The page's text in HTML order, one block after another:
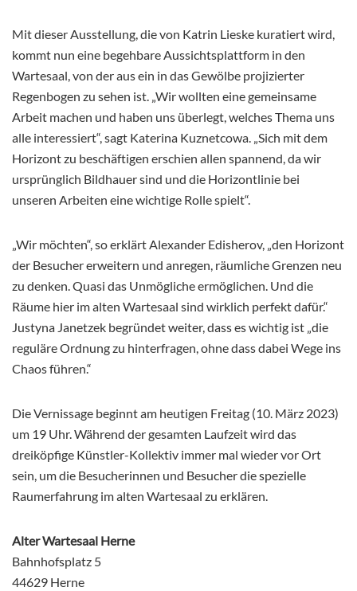
Mit dieser Ausstellung, die von Katrin Lieske kuratiert wird,
kommt nun eine begehbare Aussichtsplattform in den
Wartesaal, von der aus ein in das Gewölbe projizierter
Regenbogen zu sehen ist. „Wir wollten eine gemeinsame
Arbeit machen und haben uns überlegt, welches Thema uns
alle interessiert“, sagt Katerina Kuznetcowa. „Sich mit dem
Horizont zu beschäftigen erschien allen spannend, da wir
ursprünglich Bildhauer sind und die Horizontlinie bei
unseren Arbeiten eine wichtige Rolle spielt“.
„Wir möchten“, so erklärt Alexander Edisherov, „den Horizont
der Besucher erweitern und anregen, räumliche Grenzen neu
zu denken. Quasi das Unmögliche ermöglichen. Und die
Räume hier im alten Wartesaal sind wirklich perfekt dafür.“
Justyna Janetzek begründet weiter, dass es wichtig ist „die
reguläre Ordnung zu hinterfragen, ohne dass dabei Wege ins
Chaos führen.“
Die Vernissage beginnt am heutigen Freitag (10. März 2023)
um 19 Uhr. Während der gesamten Laufzeit wird das
dreiköpfige Künstler-Kollektiv immer mal wieder vor Ort
sein, um die Besucherinnen und Besucher die spezielle
Raumerfahrung im alten Wartesaal zu erklären.
Alter Wartesaal Herne
Bahnhofsplatz 5
44629 Herne